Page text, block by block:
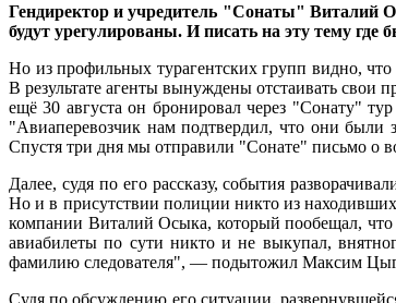
Гендиректор и учредитель "Сонаты" Виталий
будут урегулированы. И писать на эту тему
Но из профильных турагентских групп видно, что
В результате агенты вынуждены отстаивать свои
ещё 30 августа он бронировал через "Сонату"
"Авиаперевозчик нам подтвердил, что они были
Спустя три дня мы отправили "Сонате" письмо о
Далее, судя по его рассказу, события
Но и в присутствии полиции никто из
компании Виталий Осыка, который пообещал, что
авиабилеты по сути никто и не выкупал,
фамилию следователя", — подытожил Максим
Судя по обсуждению его ситуации,